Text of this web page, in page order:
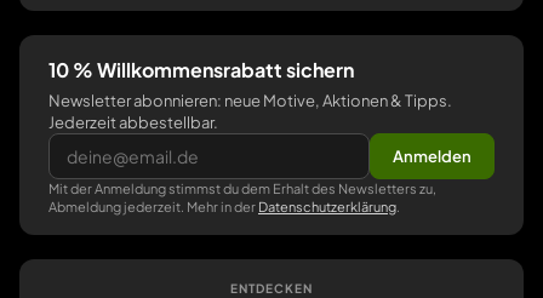
10 % Willkommensrabatt sichern
Newsletter abonnieren: neue Motive, Aktionen & Tipps.
Jederzeit abbestellbar.
Anmelden
Mit der Anmeldung stimmst du dem Erhalt des Newsletters zu,
Abmeldung jederzeit. Mehr in der Datenschutzerklärung
ENTDECKEN